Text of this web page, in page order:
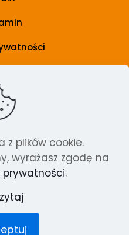
poradniki
i Rozwoju
z plików cookie.
wyrażasz zgodę na
prywatności.